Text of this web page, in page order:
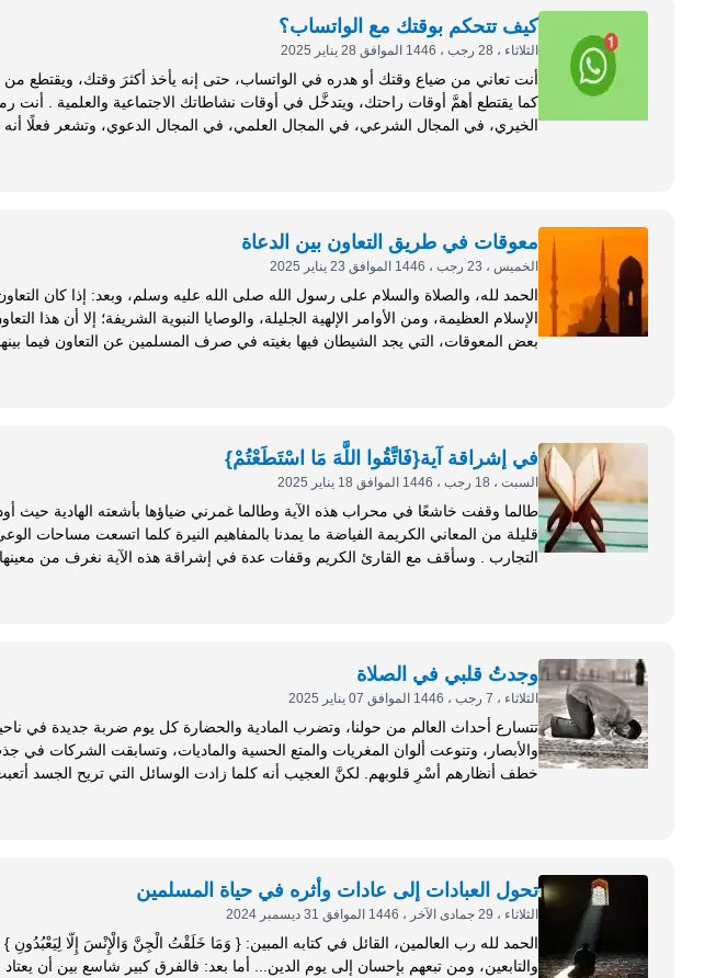
كيف تتحكم بوقتك مع الواتساب؟
الثلاثاء ، 28 رجب ، 1446 الموافق 28 يناير 2025
أنت تعاني من ضياع وقتك أو هدره في الواتساب، حتى إنه يأخذ أكثرَ وقتك، ويقتطع من
كما يقتطع أهمَّ أوقات
الخيري، في المجال الشرعي، في المجال العلمي، في المجال الدعوي، وتشعر فعلًا
معوقات في طريق التعاون بين الدعاة
الخميس ، 23 رجب ، 1446 الموافق 23 يناير 2025
الحمد لله، والصلاة والسلام على
الإسلام العظيمة، ومن الأوامر الإلهية الجليلة، والوصايا النبوية الشريفة؛ إلا أن هذا
بعض المعوقات، التي يجد الشيطان فيها بغيته في صرف المسلمين عن التعاون فيما
في إشراقة آية{فَاتَّقُوا اللَّهَ مَا اسْتَطَعْتُمْ}
السبت ، 18 رجب ، 1446 الموافق 18 يناير 2025
طالما وقفت خاشعًا في محراب هذه الآية وطالما غمرني ضياؤها بأشعته الهادية
قليلة من المعاني الكريمة الفياضة ما يمدنا بالمفاهيم النيرة كلما اتسعت مساحات
وجدتُ قلبي في الصلاة
الثلاثاء ، 7 رجب ، 1446 الموافق 07 يناير 2025
تتسارع أحداث العالم من حولنا، وتضرب المادية والحضارة كل يوم ضربة جديدة في ناحية
والأبصار، وتنوعت ألوان المغريات والمتع الحسية والماديات، وتسابقت الشركات في
خطف أنظارهم أسْرِ قلوبهم. لكنَّ العجيب أنه كلما زادت الوسائل التي تريح
تحول العبادات إلى عادات وأثره في حياة المسلمين
الثلاثاء ، 29 جمادى الآخر ، 1446 الموافق 31 ديسمبر 2024
والتابعين، ومن تبعهم بإحسان إلى يوم الدين... أما بعد: فالفرق